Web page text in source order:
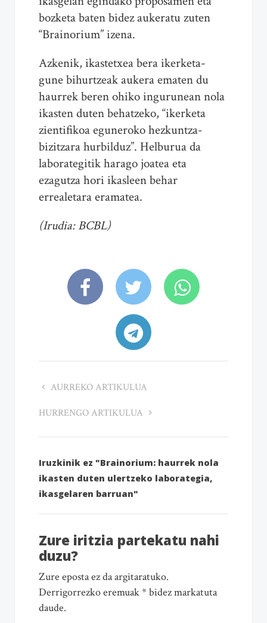
bozketa baten bidez aukeratu zuten
“Brainorium” izena.
Azkenik, ikastetxea bera ikerketa-
gune bihurtzeak aukera ematen du
haurrek beren ohiko ingurunean nola
ikasten duten behatzeko, “ikerketa
zientifikoa eguneroko hezkuntza-
bizitzara hurbilduz”. Helburua da
laborategitik harago joatea eta
ezagutza hori ikasleen behar
errealetara eramatea.
(Irudia: BCBL)
AURREKO ARTIKULUA
HURRENGO ARTIKULUA
Iruzkinik ez "Brainorium: haurrek nola
ikasten duten ulertzeko laborategia,
ikasgelaren barruan"
Zure iritzia partekatu nahi
duzu?
Zure eposta ez da argitaratuko.
Derrigorrezko eremuak * bidez markatuta
daude.